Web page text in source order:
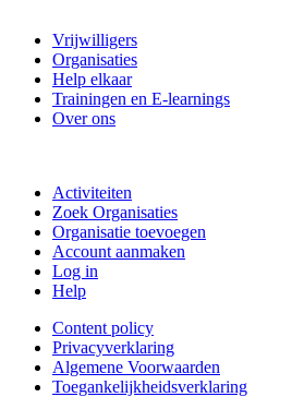
Vrijwilligers
Organisaties
Help elkaar
Trainingen en E-learnings
Over ons
Activiteiten
Zoek Organisaties
Organisatie toevoegen
Account aanmaken
Log in
Help
Content policy
Privacyverklaring
Algemene Voorwaarden
Toegankelijkheidsverklaring